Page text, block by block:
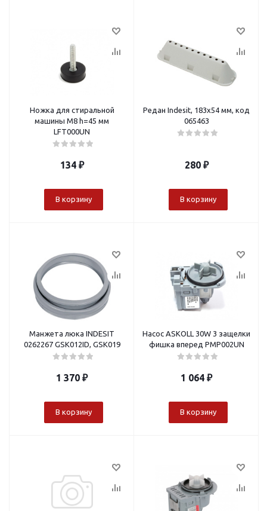
Ножка для стиральной
машины M8 h=45 мм
LFT000UN
134₽
В корзину
Редан Indesit, 183х54 мм, код
065463
280₽
В корзину
Манжета люка INDESIT
0262267 GSK012ID, GSK019
1 370 ₽
В корзину
Насос ASKOLL 30W 3 защелки
фишка вперед PMP002UN
1 064 ₽
В корзину